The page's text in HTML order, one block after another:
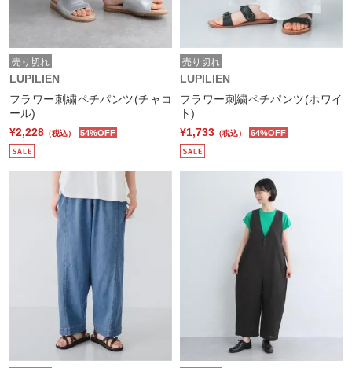
売り切れ
LUPILIEN
フラワー刺繍ペチパンツ(チャコ
ール)
¥2,228 （税込） 54%OFF
売り切れ
LUPILIEN
フラワー刺繍ペチパンツ(ホワイ
ト)
¥1,733 （税込） 64%OFF